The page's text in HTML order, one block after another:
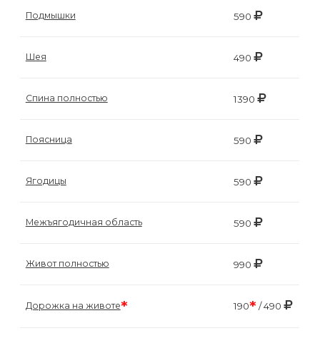
Подмышки 590
Шея 490
Спина полностью 1390
Поясница 590
Ягодицы 590
Межъягодичная область 590
Живот полностью 990
Дорожка на животе* 190*/ 490